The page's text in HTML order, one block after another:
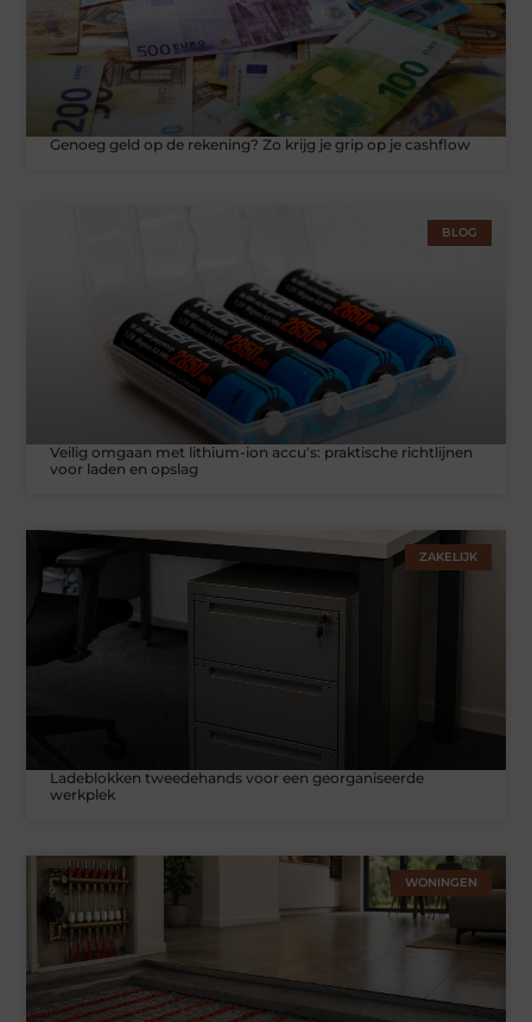
Genoeg geld op de rekening? Zo krijg je grip op je cashflow
BLOG
Veilig omgaan met lithium-ion accu's: praktische richtlijnen
voor laden en opslag
ZAKELIJK
Ladeblokken tweedehands voor een georganiseerde
werkplek
WONINGEN